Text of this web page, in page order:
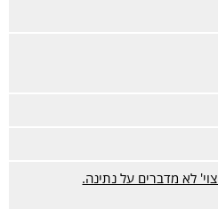
לא מדברים על נתינה.